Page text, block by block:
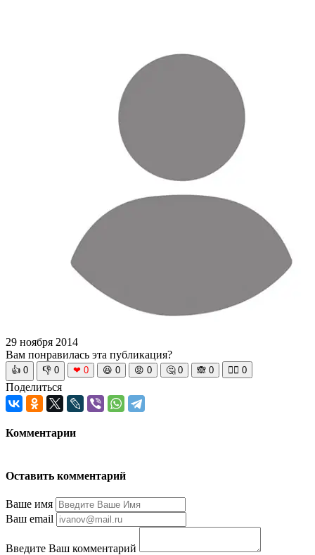
29 ноября 2014
Вам понравилась эта публикация?
👍 0 👎 0 ❤ 0 😆 0 😡 0 🤔 0 🙈 0 🧘‍♀️ 0
Поделиться
Комментарии
Оставить комментарий
Ваше имя
Ваш email
Введите Ваш комментарий